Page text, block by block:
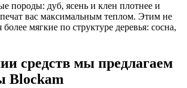
породы: дуб, ясень и клен плотнее и
вас максимальным теплом. Этим не
мягкие по структуре деревья: сосна,
средств мы предлагаем
Blockam